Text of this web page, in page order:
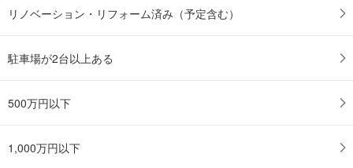
リノベーション・リフォーム済み（予定含む）
駐車場が2台以上ある
500万円以下
1,000万円以下